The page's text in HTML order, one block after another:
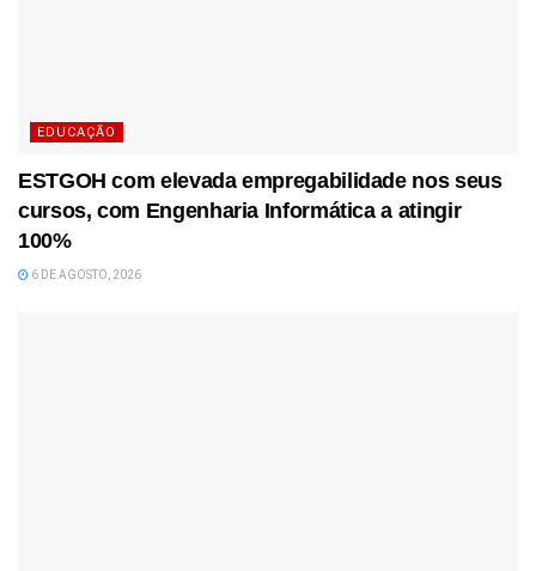
EDUCAÇÃO
ESTGOH com elevada empregabilidade nos seus
cursos, com Engenharia Informática a atingir
100%
6 DE AGOSTO, 2026